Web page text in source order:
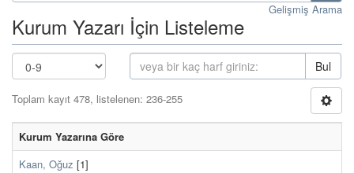
Gelişmiş Arama
Kurum Yazarı İçin Listeleme
Bul
Toplam kayıt 478, listelenen: 236-255
Kurum Yazarına Göre
Kaan, Oğuz [1]